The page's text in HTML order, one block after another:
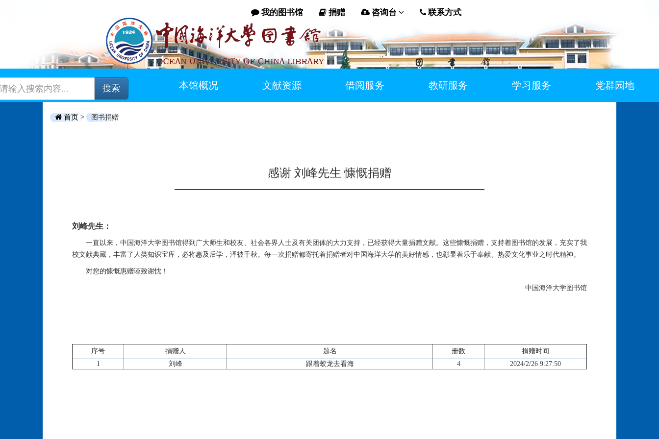
我的图书馆 捐赠 咨询台 联系方式
搜索 本馆概况 文献资源 借阅服务 教研服务 学习服务 党群园地
首页 > 图书捐赠
感谢 刘峰先生 慷慨捐赠
刘峰先生：
一直以来，中国海洋大学图书馆得到广大师生和校友、社会各界人士及有关团体的大力支持，已经获得大量捐赠文献。这些慷慨捐赠，支持着图书馆的发展，充实了我
校文献典藏，丰富了人类知识宝库，必将惠及后学，泽被千秋。每一次捐赠都寄托着捐赠者对中国海洋大学的美好情感，也彰显着乐于奉献、热爱文化事业之时代精神。
对您的慷慨惠赠谨致谢忱！
中国海洋大学图书馆
序号 捐赠人 题名 册数
捐赠时间
1
刘峰 跟着蛟龙去看海 4 2024/2/26 9:27:50